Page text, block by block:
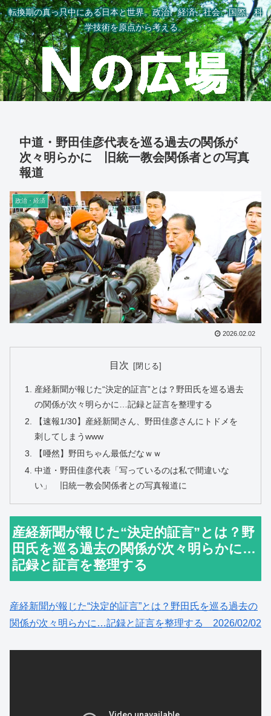
転換期の真っ只中にある日本と世界。政治、経済、社会、国際、科
学技術を原点から考える。
中道・野田佳彦代表を巡る過去の関係が
次々明らかに 旧統一教会関係者との写真
報道
政治・経済
2026.02.02
目次
産経新聞が報じた“決定的証言”とは？野田氏を巡る過去
の関係が次々明らかに…記録と証言を整理する
【速報1/30】産経新聞さん、野田佳彦さんにトドメを
刺してしまうwww
【唖然】野田ちゃん最低だなｗｗ
中道・野田佳彦代表「写っているのは私で間違いな
い」 旧統一教会関係者との写真報道に
産経新聞が報じた“決定的証言”とは？野
田氏を巡る過去の関係が次々明らかに…
記録と証言を整理する
産経新聞が報じた“決定的証言”とは？野田氏を巡る過去の
関係が次々明らかに…記録と証言を整理する 2026/02/02